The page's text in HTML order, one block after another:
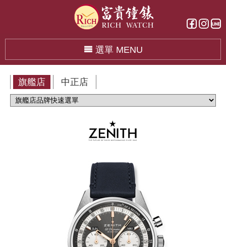
選單 MENU
旗艦店 中正店